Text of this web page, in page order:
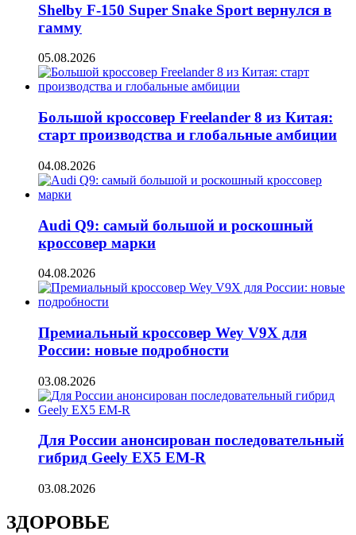
Shelby F-150 Super Snake Sport вернулся в
гамму
05.08.2026
Большой кроссовер Freelander 8 из Китая:
старт производства и глобальные амбиции
04.08.2026
Audi Q9: самый большой и роскошный
кроссовер марки
04.08.2026
Премиальный кроссовер Wey V9X для
России: новые подробности
03.08.2026
Для России анонсирован последовательный
гибрид Geely EX5 EM-R
03.08.2026
ЗДОРОВЬЕ